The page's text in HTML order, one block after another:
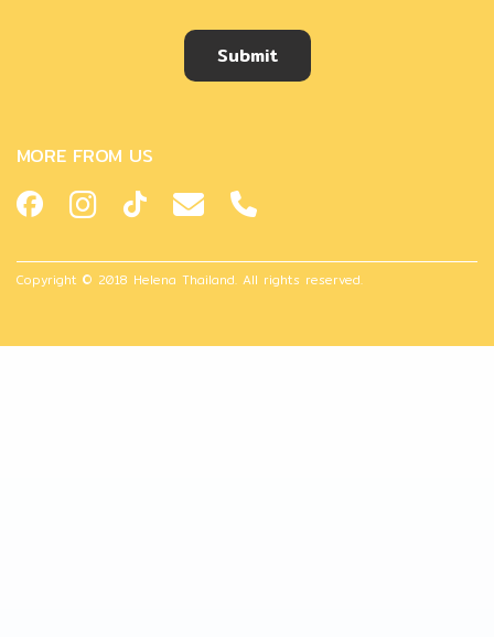
Submit
MORE FROM US
Copyright © 2018 Helena Thailand. All rights reserved.